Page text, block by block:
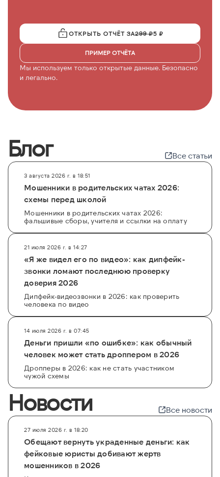
ОТКРЫТЬ ОТЧЁТ ЗА299 ₽5 ₽
ПРИМЕР ОТЧЁТА
Мы используем только открытые данные. Безопасно
и легально.
Блог Все статьи
3 августа 2026 г. в 18:51
Мошенники в родительских чатах 2026:
схемы перед школой
Мошенники в родительских чатах 2026:
фальшивые сборы, учителя и ссылки на оплату
21 июля 2026 г. в 14:27
«Я же видел его по видео»: как дипфейк-
звонки ломают последнюю проверку
доверия 2026
Дипфейк-видеозвонки в 2026: как проверить
человека по видео
14 июля 2026 г. в 07:45
Деньги пришли «по ошибке»: как обычный
человек может стать дроппером в 2026
Дропперы в 2026: как не стать участником
чужой схемы
Новости Все новости
27 июля 2026 г. в 18:20
Обещают вернуть украденные деньги: как
фейковые юристы добивают жертв
мошенников в 2026